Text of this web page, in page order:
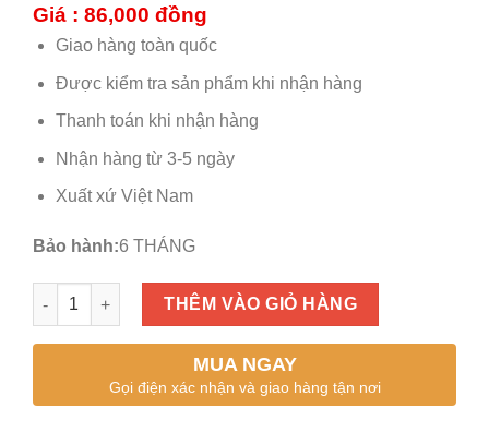
Giá : 86,000 đồng
Giao hàng toàn quốc
Được kiểm tra sản phẩm khi nhận hàng
Thanh toán khi nhận hàng
Nhận hàng từ 3-5 ngày
Xuất xứ Việt Nam
Bảo hành:6 THÁNG
BÁNH CHUỐI CUỘN số lượng
THÊM VÀO GIỎ HÀNG
MUA NGAY
Gọi điện xác nhận và giao hàng tận nơi